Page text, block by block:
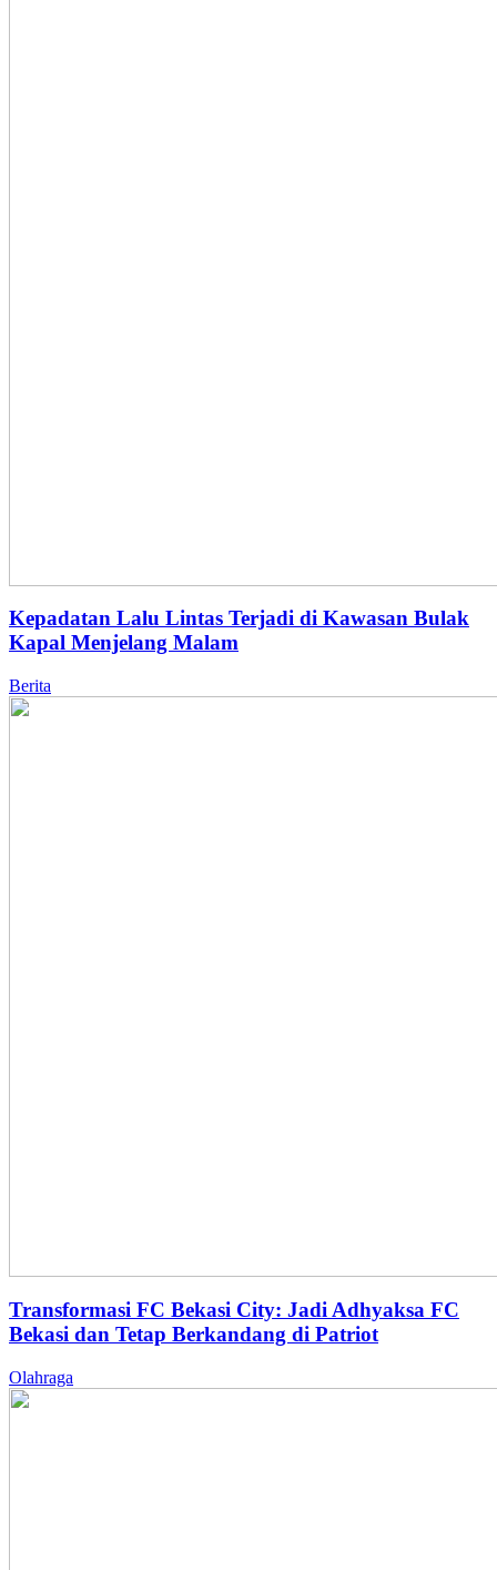
Kepadatan Lalu Lintas Terjadi di Kawasan Bulak
Kapal Menjelang Malam
Berita
Transformasi FC Bekasi City: Jadi Adhyaksa FC
Bekasi dan Tetap Berkandang di Patriot
Olahraga